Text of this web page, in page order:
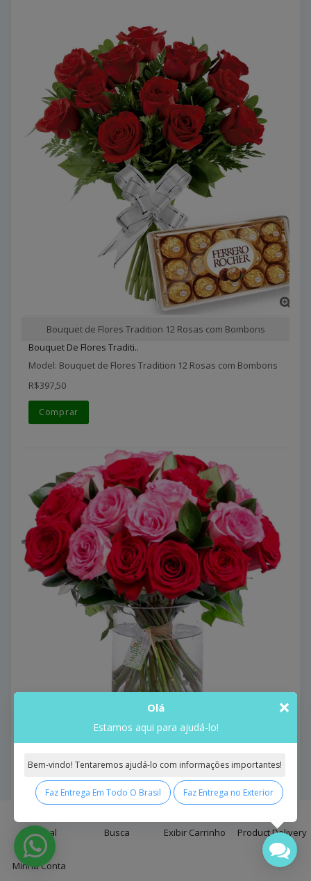
Principal Busca Exibir Carrinho Product Delivery
Minha Conta
Bouquet de Flores Tradition 12 Rosas com Bombons
Bouquet De Flores Traditi..
Model: Bouquet de Flores Tradition 12 Rosas com Bombons
R$397,50
Comprar
Bouquet de Rosas Cores e Amores Pink and Red com
Vaso
Bouquet De Rosas Cores E ..
com Vaso
R$391,75
×
Olá
Estamos aqui para ajudá-lo!
Bem-vindo! Tentaremos ajudá-lo com informações importantes!
Faz Entrega Em Todo O Brasil Faz Entrega no Exterior